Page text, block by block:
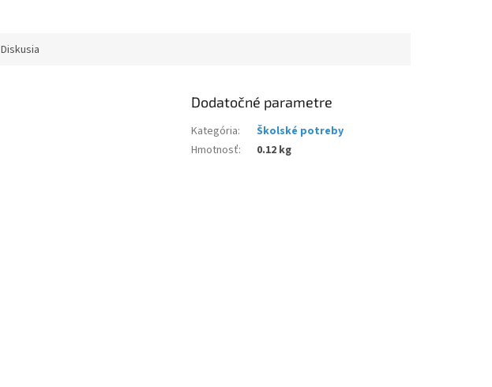
Diskusia
Dodatočné parametre
Kategória:
Školské potreby
Hmotnosť: 0.12 kg